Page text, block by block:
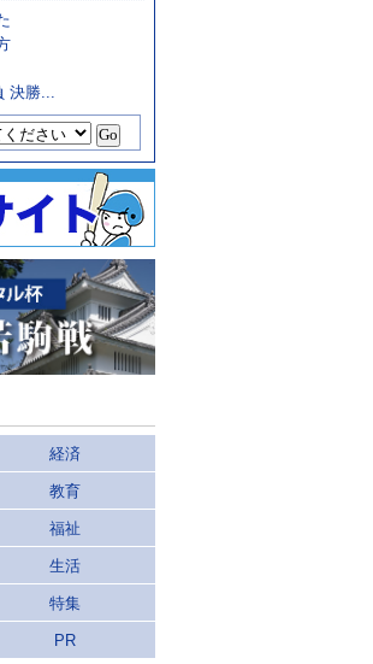
決勝...
経済
教育
福祉
生活
特集
PR